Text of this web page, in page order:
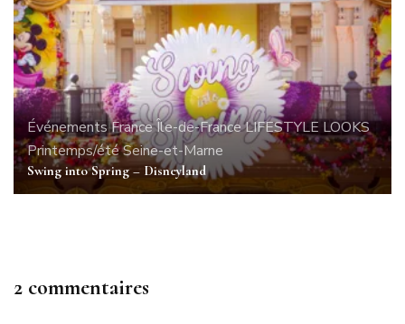
Événements FranceÎle-de-FranceLIFESTYLE LOOKS
Printemps/étéSeine-et-Marne
Swing into Spring – Disneyland
2 commentaires